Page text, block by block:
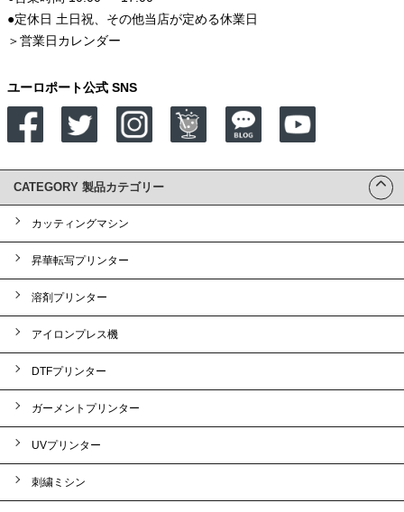
●定休日 土日祝、その他当店が定める休業日
＞営業日カレンダー
ユーロポート公式 SNS
CATEGORY 製品カテゴリー
カッティングマシン
昇華転写プリンター
溶剤プリンター
アイロンプレス機
DTFプリンター
ガーメントプリンター
UVプリンター
刺繍ミシン